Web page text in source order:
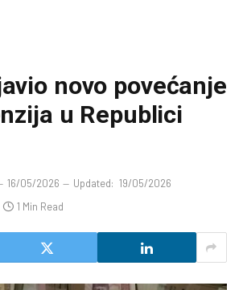
novo povećanje
u Republici
16/05/2026 Updated: 19/05/2026
1 Min Read